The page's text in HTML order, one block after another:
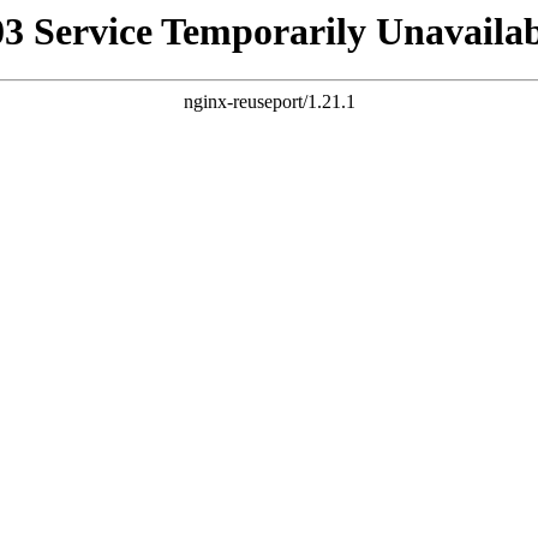
Service Temporarily
nginx-reuseport/1.21.1